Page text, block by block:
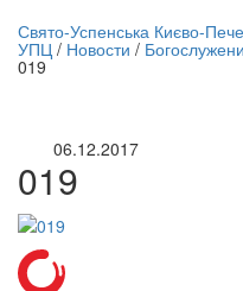
трансляция | 12 сентября
Свято-Успенська Києво-
УПЦ / Новости /
019
06.12.2017
019